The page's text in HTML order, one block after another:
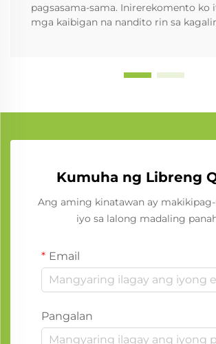
pagsasama-sama. Inirerekomento ko
mga kaibigan na nandito rin sa
Kumuha ng Libreng
Ang aming kinatawan ay
iyo sa lalong madaling
Email
Pangalan